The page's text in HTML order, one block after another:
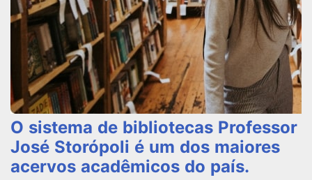
O sistema de bibliotecas Professor
José Storópoli é um dos maiores
acervos acadêmicos do país.